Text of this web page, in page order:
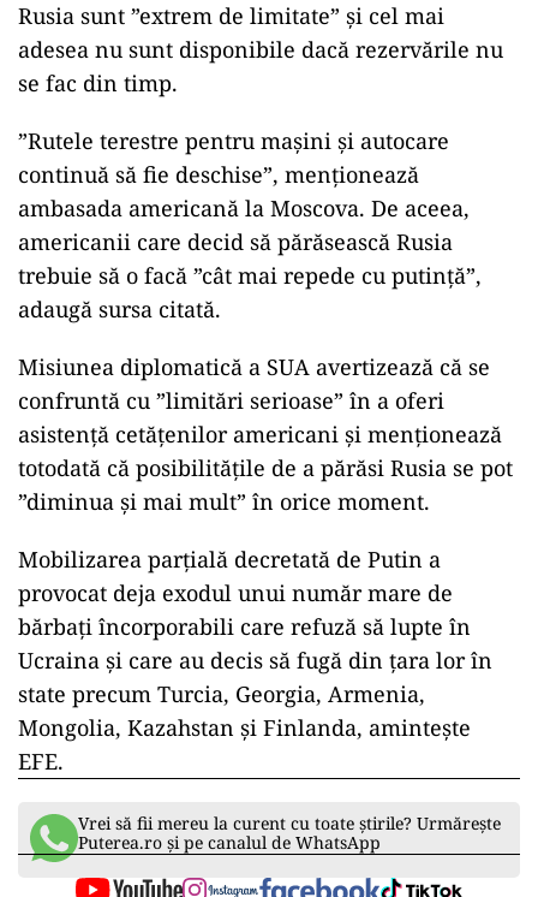
Rusia sunt ”extrem de limitate” şi cel mai
adesea nu sunt disponibile dacă rezervările nu
se fac din timp.
”Rutele terestre pentru maşini şi autocare
continuă să fie deschise”, menţionează
ambasada americană la Moscova. De aceea,
americanii care decid să părăsească Rusia
trebuie să o facă ”cât mai repede cu putinţă”,
adaugă sursa citată.
Misiunea diplomatică a SUA avertizează că se
confruntă cu ”limitări serioase” în a oferi
asistenţă cetăţenilor americani şi menţionează
totodată că posibilităţile de a părăsi Rusia se pot
”diminua şi mai mult” în orice moment.
Mobilizarea parţială decretată de Putin a
provocat deja exodul unui număr mare de
bărbaţi încorporabili care refuză să lupte în
Ucraina şi care au decis să fugă din ţara lor în
state precum Turcia, Georgia, Armenia,
Mongolia, Kazahstan şi Finlanda, aminteşte
EFE.
Vrei să fii mereu la curent cu toate știrile? Urmărește
Puterea.ro și pe canalul de WhatsApp